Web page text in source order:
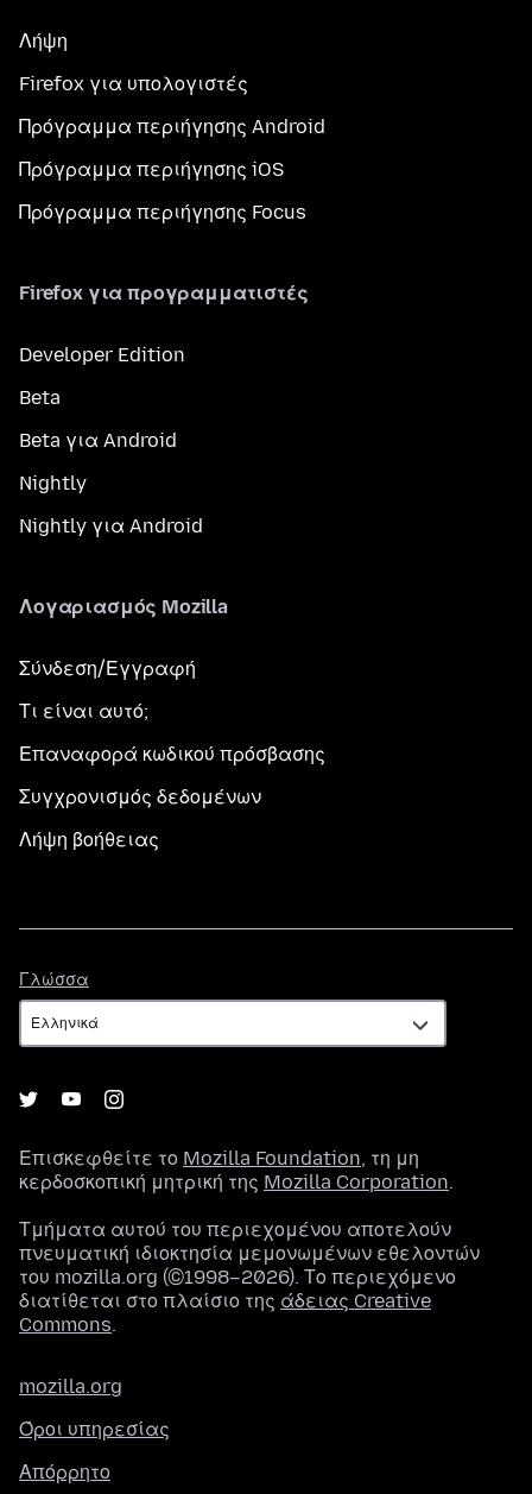
Λήψη
Firefox για υπολογιστές
Πρόγραμμα περιήγησης Android
Πρόγραμμα περιήγησης iOS
Πρόγραμμα περιήγησης Focus
Firefox για προγραμματιστές
Developer Edition
Beta
Beta για Android
Nightly
Nightly για Android
Λογαριασμός Mozilla
Σύνδεση/Εγγραφή
Τι είναι αυτό;
Επαναφορά κωδικού πρόσβασης
Συγχρονισμός δεδομένων
Λήψη βοήθειας
Γλώσσα
Επισκεφθείτε το Mozilla Foundation, τη μη
κερδοσκοπική μητρική της Mozilla Corporation.
Τμήματα αυτού του περιεχομένου αποτελούν
πνευματική ιδιοκτησία μεμονωμένων εθελοντών
του mozilla.org (©1998–2026). Το περιεχόμενο
διατίθεται στο πλαίσιο της άδειας Creative
Commons.
mozilla.org
Όροι υπηρεσίας
Απόρρητο